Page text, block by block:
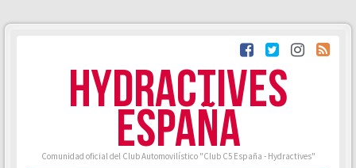
HYDRACTIVES
ESPAÑA
Comunidad oficial del Club Automovilístico "Club C5 España - Hydractives"